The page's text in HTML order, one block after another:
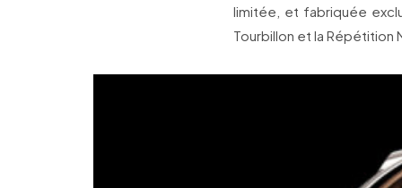
limitée, et fabriquée
Tourbillon et la Répétition